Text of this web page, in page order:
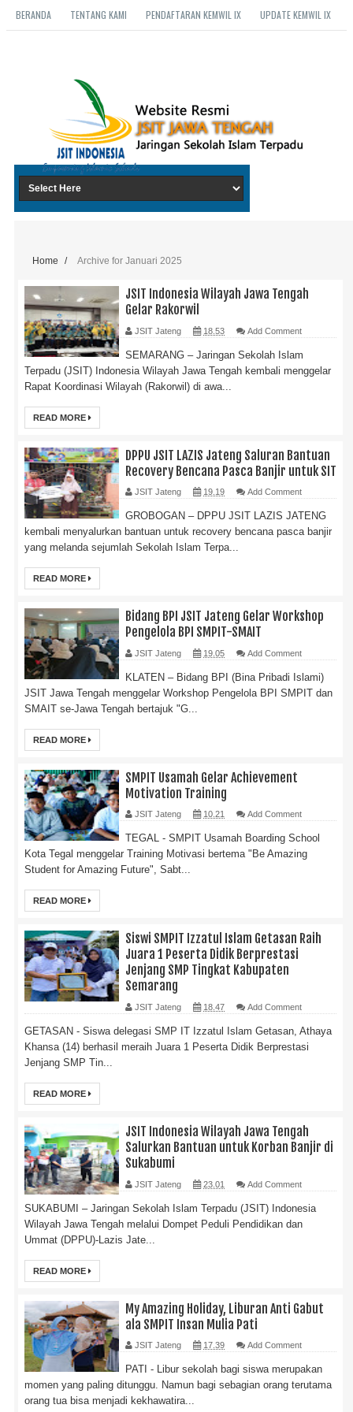
BERANDA TENTANG KAMI PENDAFTARAN KEMWIL IX UPDATE KEMWIL IX
Home / Archive for Januari 2025
JSIT Indonesia Wilayah Jawa Tengah
Gelar Rakorwil
JSIT Jateng 18.53 Add Comment
SEMARANG – Jaringan Sekolah Islam
Terpadu (JSIT) Indonesia Wilayah Jawa Tengah kembali menggelar
Rapat Koordinasi Wilayah (Rakorwil) di awa...
READ MORE
DPPU JSIT LAZIS Jateng Saluran Bantuan
Recovery Bencana Pasca Banjir untuk SIT
JSIT Jateng 19.19 Add Comment
GROBOGAN – DPPU JSIT LAZIS JATENG
kembali menyalurkan bantuan untuk recovery bencana pasca banjir
yang melanda sejumlah Sekolah Islam Terpa...
READ MORE
Bidang BPI JSIT Jateng Gelar Workshop
Pengelola BPI SMPIT-SMAIT
JSIT Jateng 19.05 Add Comment
KLATEN – Bidang BPI (Bina Pribadi Islami)
JSIT Jawa Tengah menggelar Workshop Pengelola BPI SMPIT dan
SMAIT se-Jawa Tengah bertajuk "G...
READ MORE
SMPIT Usamah Gelar Achievement
Motivation Training
JSIT Jateng 10.21 Add Comment
TEGAL - SMPIT Usamah Boarding School
Kota Tegal menggelar Training Motivasi bertema "Be Amazing
Student for Amazing Future", Sabt...
READ MORE
Siswi SMPIT Izzatul Islam Getasan Raih
Juara 1 Peserta Didik Berprestasi
Jenjang SMP Tingkat Kabupaten
Semarang
JSIT Jateng 18.47 Add Comment
GETASAN - Siswa delegasi SMP IT Izzatul Islam Getasan, Athaya
Khansa (14) berhasil meraih Juara 1 Peserta Didik Berprestasi
Jenjang SMP Tin...
READ MORE
JSIT Indonesia Wilayah Jawa Tengah
Salurkan Bantuan untuk Korban Banjir di
Sukabumi
JSIT Jateng 23.01 Add Comment
SUKABUMI – Jaringan Sekolah Islam Terpadu (JSIT) Indonesia
Wilayah Jawa Tengah melalui Dompet Peduli Pendidikan dan
Ummat (DPPU)-Lazis Jate...
READ MORE
My Amazing Holiday, Liburan Anti Gabut
ala SMPIT Insan Mulia Pati
JSIT Jateng 17.39 Add Comment
PATI - Libur sekolah bagi siswa merupakan
momen yang paling ditunggu. Namun bagi sebagian orang terutama
orang tua bisa menjadi kekhawatira...